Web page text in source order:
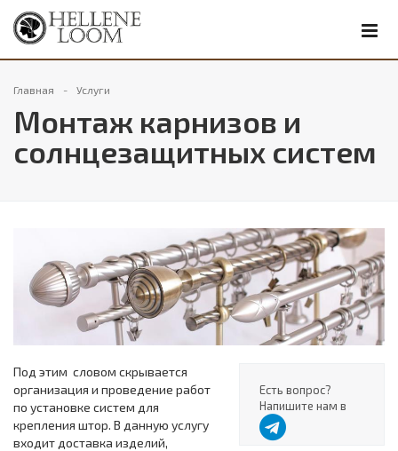
Главная Услуги
Монтаж карнизов и
солнцезащитных систем
Есть вопрос?
Напишите нам в
Под этим словом скрывается
организация и проведение работ
по установке систем для
крепления штор. В данную услугу
входит доставка изделий,